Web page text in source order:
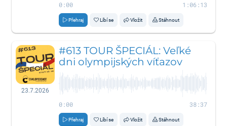
0:00 1:06:13
Přehraj Líbí se Vložit Stáhnout
23.7.2026
#613 TOUR ŠPECIÁL: Veľké
dni olympijských víťazov
0:00 38:37
Přehraj Líbí se Vložit Stáhnout